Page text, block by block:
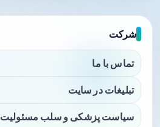
شرکت
تماس با ما
تبلیغات در سایت
سیاست پزشکی و سلب مسئولیت